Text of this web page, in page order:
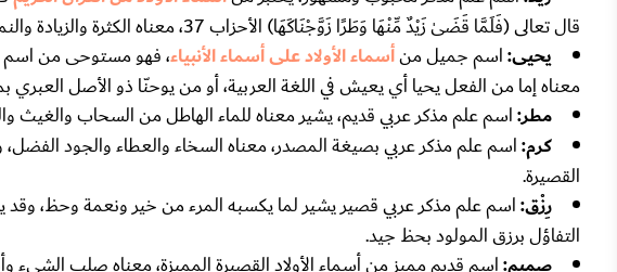
قال تعالى (فَلَمَّا قَضَىٰ زَيْدٌ مِّنْهَا وَطَرًا زَوَّجْنَاكَهَا) الأحزاب 37، معناه الكثرة والزيادة والنماء.
يحيى:اسم جميل منأسماء الأولاد على أسماء الأنبياء، فهو مستوحى من اسم
معناه إما من الفعل يحيا أي يعيش في اللغة العربية، أو من يوحنّا ذو الأصل العبري
مطر:اسم علم مذكر عربي قديم، يشير معناه للماء الهاطل من السحاب والغيث
كرم:اسم علم مذكر عربي بصيغة المصدر، معناه السخاء والعطاء والجود
القصيرة.
رِزْق:اسم علم مذكر عربي قصير يشير لما يكسبه المرء من خير ونعمة وحظ،
التفاؤل برزق المولود بحظ جيد.
صميم:اسم قديم مميز من أسماء الأولاد القصيرة المميزة، معناه صلب